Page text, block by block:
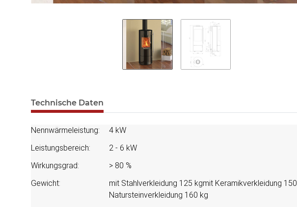
Technische Daten
Nennwärmeleistung:
4 kW
Leistungsbereich:
2 - 6 kW
Wirkungsgrad:
> 80 %
Gewicht:
mit Stahlverkleidung 125 kgmit Keramikverkleidung
Natursteinverkleidung 160 kg